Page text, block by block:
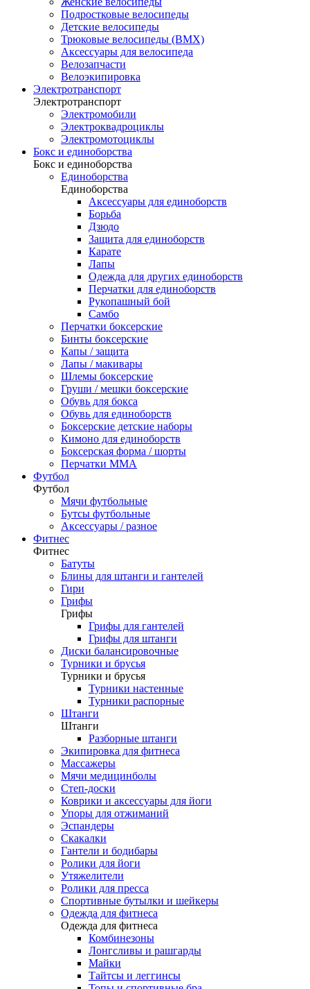
Подростковые велосипеды
Детские велосипеды
Трюковые велосипеды (BMX)
Аксессуары для велосипеда
Велозапчасти
Велоэкипировка
Электротранспорт
Электротранспорт
Электромобили
Электроквадроциклы
Электромотоциклы
Бокс и единоборства
Бокс и единоборства
Единоборства
Единоборства
Аксессуары для единоборств
Борьба
Дзюдо
Защита для единоборств
Карате
Лапы
Одежда для других единоборств
Перчатки для единоборств
Рукопашный бой
Самбо
Перчатки боксерские
Бинты боксерские
Капы / защита
Лапы / макивары
Шлемы боксерские
Груши / мешки боксерские
Обувь для бокса
Обувь для единоборств
Боксерские детские наборы
Кимоно для единоборств
Боксерская форма / шорты
Перчатки ММА
Футбол
Футбол
Мячи футбольные
Бутсы футбольные
Аксессуары / разное
Фитнес
Фитнес
Батуты
Блины для штанги и гантелей
Гири
Грифы
Грифы
Грифы для гантелей
Грифы для штанги
Диски балансировочные
Турники и брусья
Турники и брусья
Турники настенные
Турники распорные
Штанги
Штанги
Разборные штанги
Экипировка для фитнеса
Массажеры
Мячи медицинболы
Степ-доски
Коврики и аксессуары для йоги
Упоры для отжиманий
Эспандеры
Скакалки
Гантели и бодибары
Ролики для йоги
Утяжелители
Ролики для пресса
Спортивные бутылки и шейкеры
Одежда для фитнеса
Одежда для фитнеса
Комбинезоны
Лонгсливы и рашгарды
Майки
Тайтсы и леггинсы